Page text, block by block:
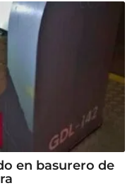
en basurero de